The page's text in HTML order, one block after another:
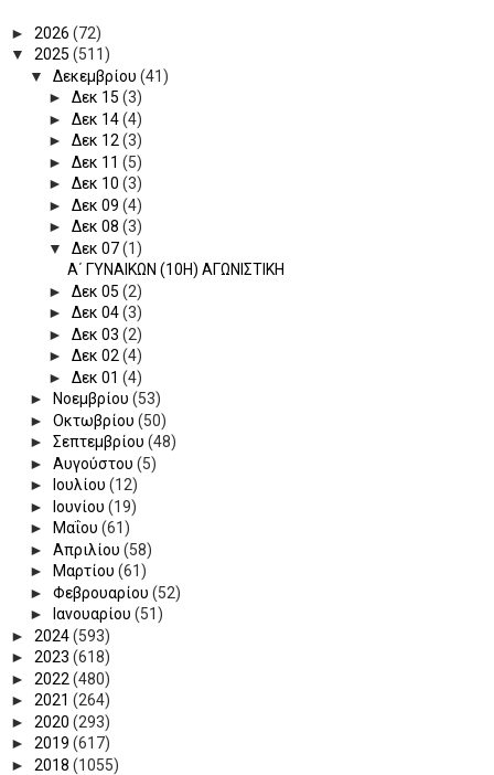
► 2026 (72)
▼ 2025 (511)
▼ Δεκεμβρίου (41)
► Δεκ 15 (3)
► Δεκ 14(4)
► Δεκ 12(3)
► Δεκ 11 (5)
► Δεκ 10 (3)
► Δεκ 09 (4)
► Δεκ 08 (3)
▼ Δεκ 07(1)
Α΄ ΓΥΝΑΙΚΩΝ (10Η) ΑΓΩΝΙΣΤΙΚΗ
► Δεκ 05 (2)
► Δεκ 04(3)
► Δεκ 03 (2)
► Δεκ 02(4)
► Δεκ 01 (4)
►
Νοεμβρίου (53)
► Οκτωβρίου (50)
► Σεπτεμβρίου (48)
► Αυγούστου (5)
►
Ιουλίου (12)
►
Ιουνίου (19)
►
Μαΐου (61)
► Απριλίου (58)
►
Μαρτίου (61)
► Φεβρουαρίου (52)
►
Ιανουαρίου (51)
► 2024(593)
► 2023 (618)
► 2022 (480)
► 2021 (264)
► 2020 (293)
► 2019 (617)
► 2018 (1055)